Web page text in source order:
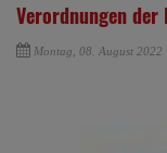
Verordnungen
Montag, 08. August 2022